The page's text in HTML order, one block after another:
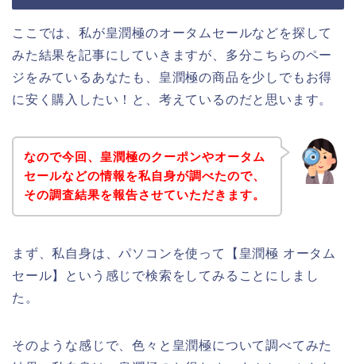
ここでは、私が皇潤極のオータムセールなどを探して
みた結果を記事にしていきますが、多分こちらのペー
ジをみているあなたも、皇潤極の商品を少しでもお得
に安く購入したい！と、考えているのだと思います。
なので今回、皇潤極のクーポンやオータム
セールなどの情報を私自身が調べたので、
その調査結果を報告させていただきます。
まず、私自身は、パソコンを使って【皇潤極 オータム
セール】という感じで検索をしてみることにしまし
た。
そのような感じで、色々と皇潤極について調べてみた